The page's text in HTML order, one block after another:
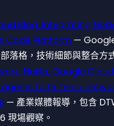
Blog: Integrating
Code Platform —
落格，技術細節與整合方
Nokia, Google Cloud
agents to fix telco
— 產業媒體報導，包含
現場觀察。